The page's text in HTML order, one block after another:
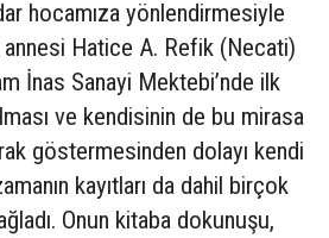
hocamıza yönlendirmesiyle
annesi Hatice A. Refik (Necati)
İnas Sanayi Mektebi’nde ilk
ve kendisinin de bu mirasa
göstermesinden dolayı kendi
kayıtları da dahil birçok
Onun kitaba dokunuşu,